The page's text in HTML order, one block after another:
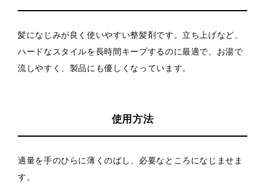
髪になじみが良く使いやすい整髪剤です。立ち上げなど、
ハードなスタイルを長時間キープするのに最適で、お湯で
流しやすく、製品にも優しくなっています。
使用方法
適量を手のひらに薄くのばし、必要なところになじませま
す。